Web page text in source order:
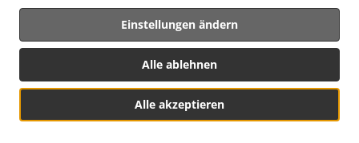
Alle akzeptieren
Alle ablehnen
Einstellungen ändern